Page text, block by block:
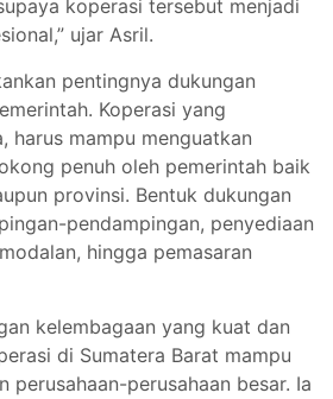
koperasi tersebut menjadi
ujar Asril.
pentingnya dukungan
Koperasi yang
harus mampu menguatkan
penuh oleh pemerintah baik
provinsi. Bentuk dukungan
pendampingan, penyediaan
hingga pemasaran
kelembagaan yang kuat dan
di Sumatera Barat mampu
perusahaan-perusahaan besar. Ia